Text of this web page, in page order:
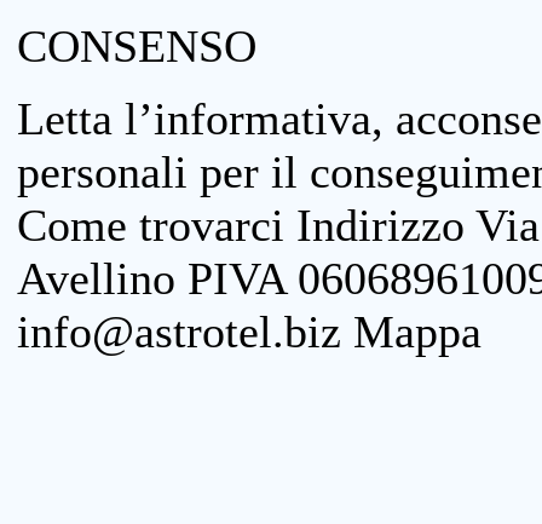
CONSENSO
Letta l’informativa,
personali per il
Come trovarci Indirizzo
Avellino PIVA
info@astrotel.biz Mappa